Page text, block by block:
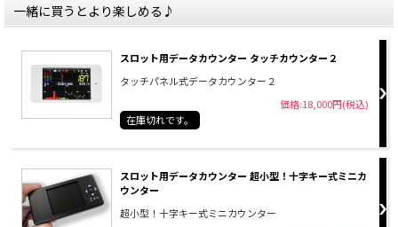
一緒に買うとより楽しめる♪
スロット用データカウンター タッチカウンター２
タッチパネル式データカウンター２
価格:18,000円(税込)
在庫切れです。
スロット用データカウンター 超小型！十字キー式ミニカ
ウンター
超小型！十字キー式ミニカウンター